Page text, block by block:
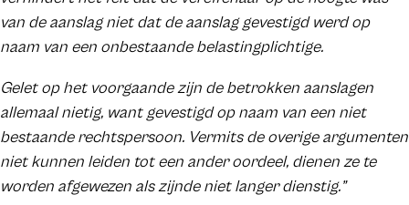
van de aanslag niet dat de aanslag gevestigd werd op
naam van een onbestaande belastingplichtige.
Gelet op het voorgaande zijn de betrokken aanslagen
allemaal nietig, want gevestigd op naam van een niet
bestaande rechtspersoon. Vermits de overige argumenten
niet kunnen leiden tot een ander oordeel, dienen ze te
worden afgewezen als zijnde niet langer dienstig.”